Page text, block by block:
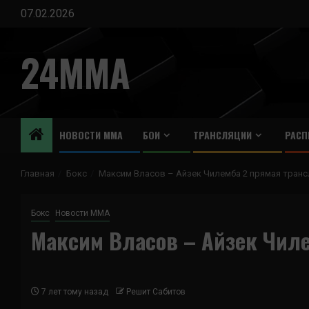
Перейти
содержимому
07.02.2026
24MMA
НОВОСТИ ММА БОИ ТРАНСЛЯЦИИ
Главная Бокс Максим Власов – Айзек Чилемба 2 прямая
Бокс Новости ММА
Максим Власов – Айзек
7 лет тому назад Решит Сабитов